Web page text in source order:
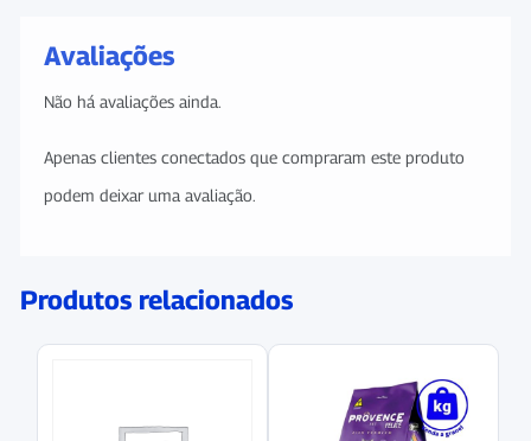
Avaliações
Não há avaliações ainda.
Apenas clientes conectados que compraram este produto
podem deixar uma avaliação.
Produtos relacionados